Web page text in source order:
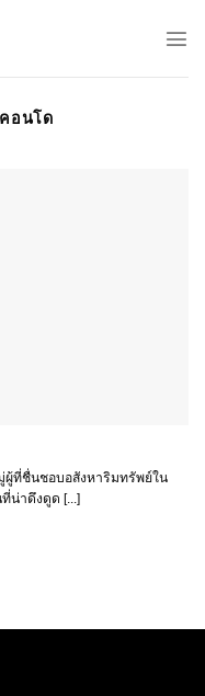
คอนโด
ผู้ที่ชื่นชอบอสังหาริมทรัพย์ใน
น่าดึงดูด [...]